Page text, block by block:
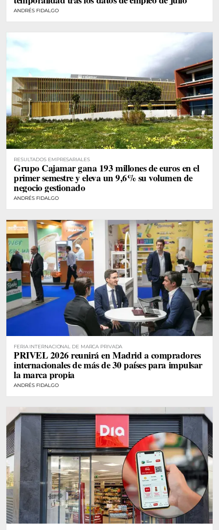
ANDRÉS FIDALGO
RESULTADOS EMPRESARIALES
Grupo Cajamar gana 193 millones de euros en el
primer semestre y eleva un 9,6% su volumen de
negocio gestionado
ANDRÉS FIDALGO
FERIA INTERNACIONAL DE MARCA PRIVADA
PRIVEL 2026 reunirá en Madrid a compradores
internacionales de más de 30 países para impulsar
la marca propia
ANDRÉS FIDALGO